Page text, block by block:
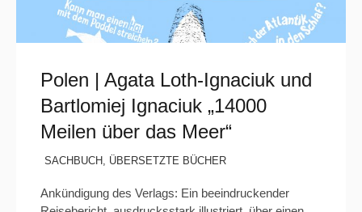
Polen | Agata Loth-Ignaciuk und
Bartlomiej Ignaciuk „14000
Meilen über das Meer“
SACHBUCH , ÜBERSETZTE BÜCHER
Ankündigung des Verlags: Ein beeindruckender